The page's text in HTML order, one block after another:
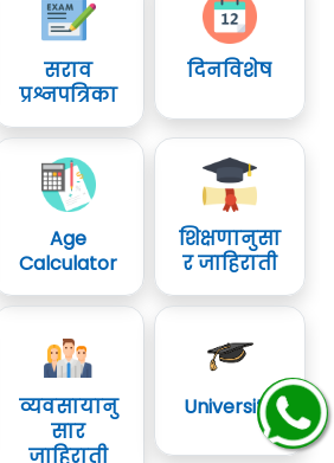
सराव
प्रश्नपत्रिका
दिनविशेष
Age
Calculator
शिक्षणानुसा
र जाहिराती
व्यवसायानु
सार
जाहिराती
University